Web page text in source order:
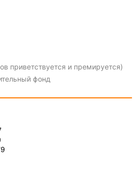
приветствуется и премируется)
фонд